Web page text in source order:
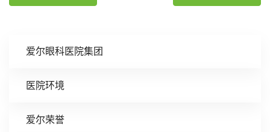
爱尔眼科医院集团
医院环境
爱尔荣誉